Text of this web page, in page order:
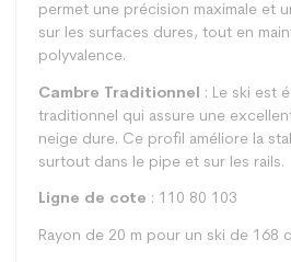
permet une précision maximale et
sur les surfaces dures, tout en
polyvalence.
Cambre Traditionnel
: Le ski est
traditionnel qui assure une
neige dure. Ce profil améliore la
surtout dans le pipe et sur les rails.
Ligne de cote : 110 80 103
Rayon de 20 m pour un ski de 168